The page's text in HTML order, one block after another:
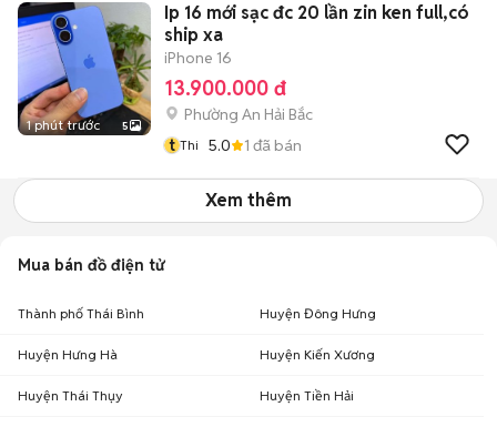
1 phút trước 5
Ip 16 mới sạc đc 20 lần zin ken full,có
ship xa
iPhone 16
13.900.000 đ
Phường An Hải Bắc
t Thi 5.0 1 đã bán
Xem thêm
Mua bán đồ điện tử
Thành phố Thái Bình Huyện Đông Hưng
Huyện Hưng Hà Huyện Kiến Xương
Huyện Thái Thụy Huyện Tiền Hải